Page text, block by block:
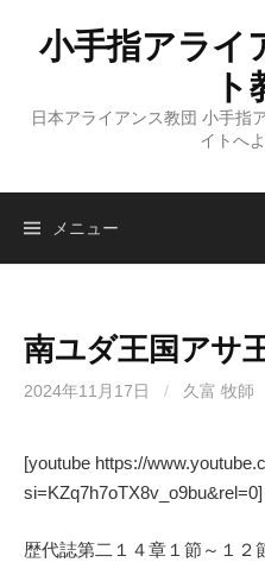
ス
小手指アライ
日本アライアンス教団 小手指
イトへ
メニュー
南ユダ王国アサ
2024年11月17日 / 久富 牧師
[youtube https://
si=KZq7h7oTX8v_o9bu&rel=0]
歴代誌第二１４章１節～１２